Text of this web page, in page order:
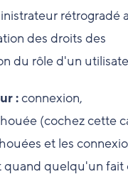
rétrogradé
des droits des
du rôle d'un
:connexion,
(cochez cette
et les
quand quelqu'un fait